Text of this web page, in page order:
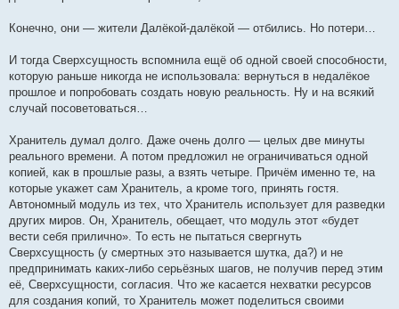
Конечно, они — жители Далёкой-далёкой — отбились. Но потери…
И тогда Сверхсущность вспомнила ещё об одной своей способности,
которую раньше никогда не использовала: вернуться в недалёкое
прошлое и попробовать создать новую реальность. Ну и на всякий
случай посоветоваться…
Хранитель думал долго. Даже очень долго — целых две минуты
реального времени. А потом предложил не ограничиваться одной
копией, как в прошлые разы, а взять четыре. Причём именно те, на
которые укажет сам Хранитель, а кроме того, принять гостя.
Автономный модуль из тех, что Хранитель использует для разведки
других миров. Он, Хранитель, обещает, что модуль этот «будет
вести себя прилично». То есть не пытаться свергнуть
Сверхсущность (у смертных это называется шутка, да?) и не
предпринимать каких-либо серьёзных шагов, не получив перед этим
её, Сверхсущности, согласия. Что же касается нехватки ресурсов
для создания копий, то Хранитель может поделиться своими